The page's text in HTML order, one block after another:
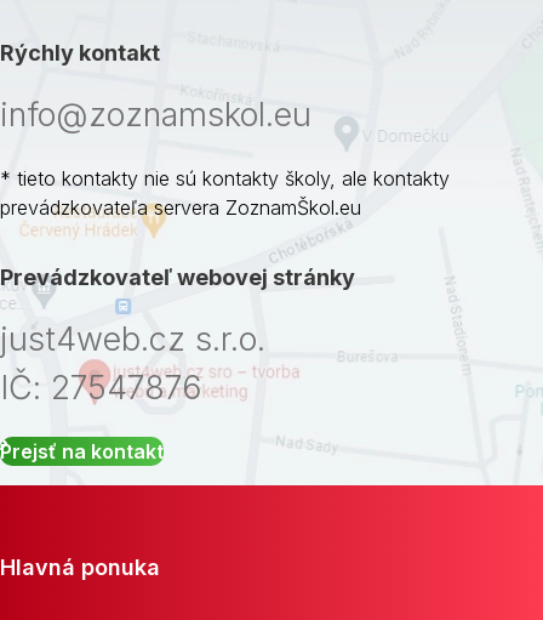
Rýchly kontakt
info@zoznamskol.eu
* tieto kontakty nie sú kontakty školy, ale kontakty
prevádzkovateľa servera ZoznamŠkol.eu
Prevádzkovateľ webovej stránky
just4web.cz s.r.o.
IČ: 27547876
Prejsť na kontakt
Hlavná ponuka